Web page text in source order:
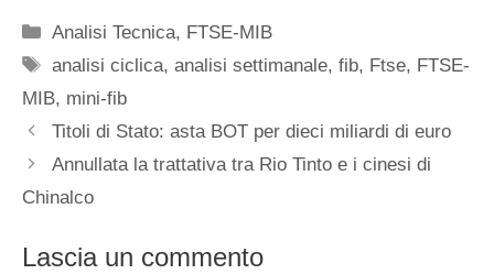
Categorie
Analisi Tecnica, FTSE-MIB
Tag
analisi ciclica,analisi settimanale,fib, Ftse, FTSE-
MIB, mini-fib
Titoli di Stato: asta BOT per dieci miliardi di euro
Annullata la trattativa tra Rio Tinto e i cinesi di
Chinalco
Lascia un commento